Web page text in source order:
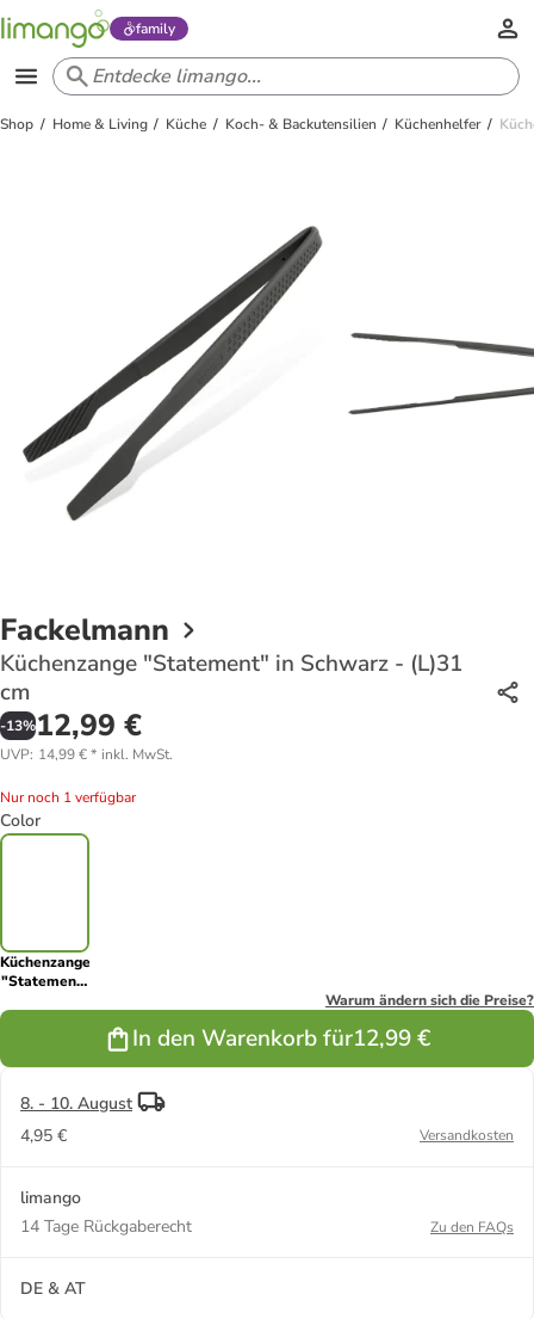
family
Shop Home & Living Küche Koch- & Backutensilien Küchenhelfer
Fackelmann
Küchenzange "Statement" in Schwarz - (L)31
cm
-13%12,99 €
UVP: 14,99 €* inkl. MwSt.
Nur noch 1 verfügbar
Color
Küchenzange
"Statement"
Warum ändern sich die Preise?
In den Warenkorb für12,99 €
8. - 10. August
4,95 €
Versandkosten
limango
14 Tage Rückgaberecht
Zu den FAQs
DE & AT